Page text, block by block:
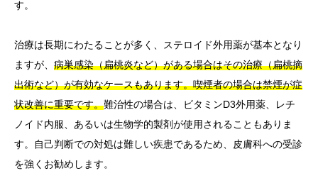
す。
治療は長期にわたることが多く、ステロイド外用薬が基本となり
ますが、 病巣感染（扁桃炎など）がある場合はその治療（扁桃摘
出術など）が有効なケースもあります。喫煙者の場合は禁煙が症
状改善に重要です。難治性の場合は、ビタミンD3外用薬、レチ
ノイド内服、あるいは生物学的製剤が使用されることもありま
す。自己判断での対処は難しい疾患であるため、皮膚科への受診
を強くお勧めします。